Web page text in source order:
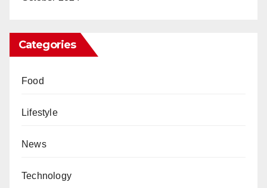
Categories
Food
Lifestyle
News
Technology